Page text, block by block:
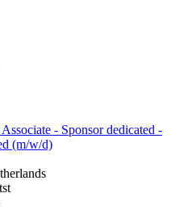
- Sponsor dedicated -
(m/w/d)